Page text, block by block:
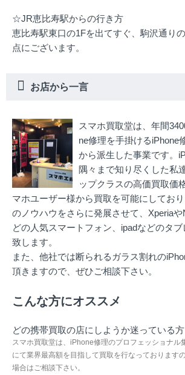
☆JR恵比寿駅からの行き方
恵比寿駅東口の1Fを出てすぐ、駒沢通り
点にございます。
お店から一言
スマホ買取堂は、年間
ne修理を手掛けるiPhone
から派生した事業です。
隅々まで知り尽くした私
ップクラスの高価買取価
マホユーザー様から買取を可能にしてお
のノウハウをさらに発展させて、Xperia
どの人気スマートフォン、ipadなどのタ
致します。
また、他社では断られるガラス割れの
頂きますので、ぜひご相談下さい。
こんな方にオススメ
どの携帯買取の店にしようか迷っている方
スマホ買取堂は、iPhone修理のプロフェッショナル
にて業界最高額を目指して買取を行なっております
場合はご相談下さい。